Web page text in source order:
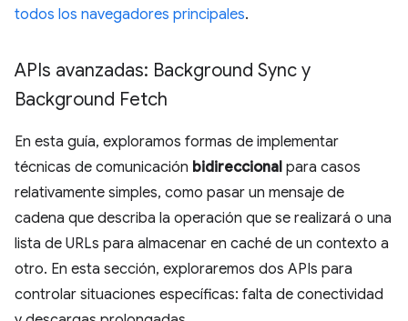
todos los navegadores principales.
APIs avanzadas: Background Sync y
Background Fetch
En esta guía, exploramos formas de implementar
técnicas de comunicación bidireccional para casos
relativamente simples, como pasar un mensaje de
cadena que describa la operación que se realizará o una
lista de URLs para almacenar en caché de un contexto a
otro. En esta sección, exploraremos dos APIs para
controlar situaciones específicas: falta de conectividad